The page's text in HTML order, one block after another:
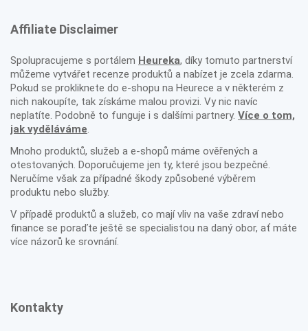
Affiliate Disclaimer
Spolupracujeme s portálem Heureka, díky tomuto partnerství
můžeme vytvářet recenze produktů a nabízet je zcela zdarma.
Pokud se prokliknete do e-shopu na Heurece a v některém z
nich nakoupíte, tak získáme malou provizi. Vy nic navíc
neplatíte. Podobně to funguje i s dalšími partnery. Více o tom,
jak vyděláváme.
Mnoho produktů, služeb a e-shopů máme ověřených a
otestovaných. Doporučujeme jen ty, které jsou bezpečné.
Neručíme však za případné škody způsobené výběrem
produktu nebo služby.
V případě produktů a služeb, co mají vliv na vaše zdraví nebo
finance se poraďte ještě se specialistou na daný obor, ať máte
více názorů ke srovnání.
Kontakty